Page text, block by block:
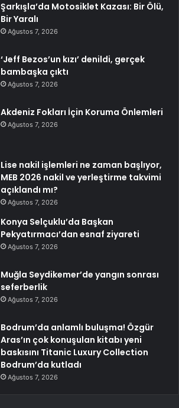
Şarkışla’da Motosiklet Kazası: Bir Ölü,
Bir Yaralı
Ağustos 7, 2026
‘Jeff Bezos’un kızı’ denildi, gerçek
bambaşka çıktı
Ağustos 7, 2026
Akdeniz Fokları İçin Koruma Önlemleri
Ağustos 7, 2026
Lise nakil işlemleri ne zaman başlıyor,
MEB 2026 nakil ve yerleştirme takvimi
açıklandı mı?
Ağustos 7, 2026
Konya Selçuklu’da Başkan
Pekyatırmacı’dan esnaf ziyareti
Ağustos 7, 2026
Muğla Seydikemer’de yangın sonrası
seferberlik
Ağustos 7, 2026
Bodrum’da anlamlı buluşma! Özgür
Aras’ın çok konuşulan kitabı yeni
baskısını Titanic Luxury Collection
Bodrum’da kutladı
Ağustos 7, 2026